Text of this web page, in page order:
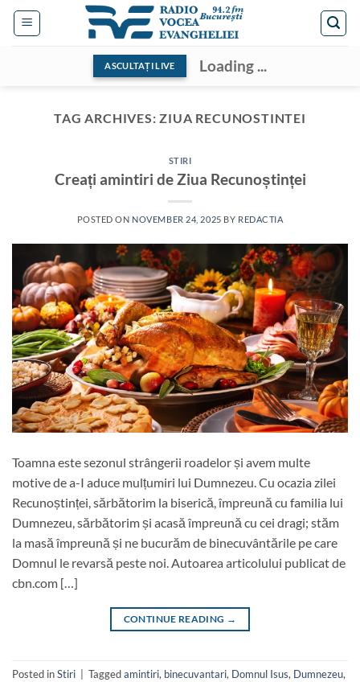
Skip
ASCULTAȚI LIVE Loading ...
TAG ARCHIVES:ZIUA RECUNOSTINTEI
STIRI
Creați amintiri de Ziua Recunoștinței
POSTED ON NOVEMBER 24, 2025 BY REDACTIA
Toamna este sezonul strângerii roadelor și avem multe
motive de a-I aduce mulțumiri lui Dumnezeu. Cu ocazia zilei
Recunoștinței, sărbătorim la biserică, împreună cu familia lui
Dumnezeu, sărbătorim și acasă împreună cu cei dragi; stăm
la masă împreună și ne bucurăm de binecuvântările pe care
Domnul le revarsă peste noi. Autoarea articolului publicat de
cbn.com […]
CONTINUE READING →
Posted inStiri Taggedamintiri, binecuvantari, Domnul Isus, Dumnezeu,